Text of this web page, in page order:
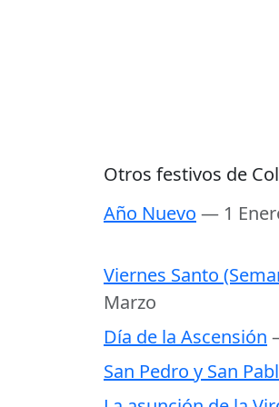
Otros festivos de
Año Nuevo — 1
Viernes Santo
Marzo
Día de la Ascensión
San Pedro y San